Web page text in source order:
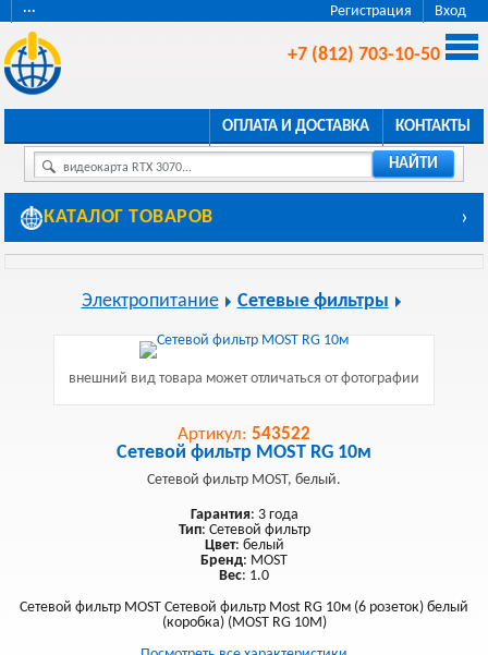
Регистрация Вход
···
+7 (812) 703-10-50
ОПЛАТА И ДОСТАВКА КОНТАКТЫ
видеокарта RTX 3070... НАЙТИ
КАТАЛОГ ТОВАРОВ ›
Электропитание Сетевые фильтры
внешний вид товара может отличаться от фотографии
Артикул: 543522
Сетевой фильтр MOST RG 10м
Сетевой фильтр MOST, белый.
Гарантия: 3 года
Тип: Сетевой фильтр
Цвет: белый
Бренд: MOST
Вес: 1.0
Сетевой фильтр MOST Сетевой фильтр Most RG 10м (6 розеток) белый
(коробка) (МОSТ RG 10М)